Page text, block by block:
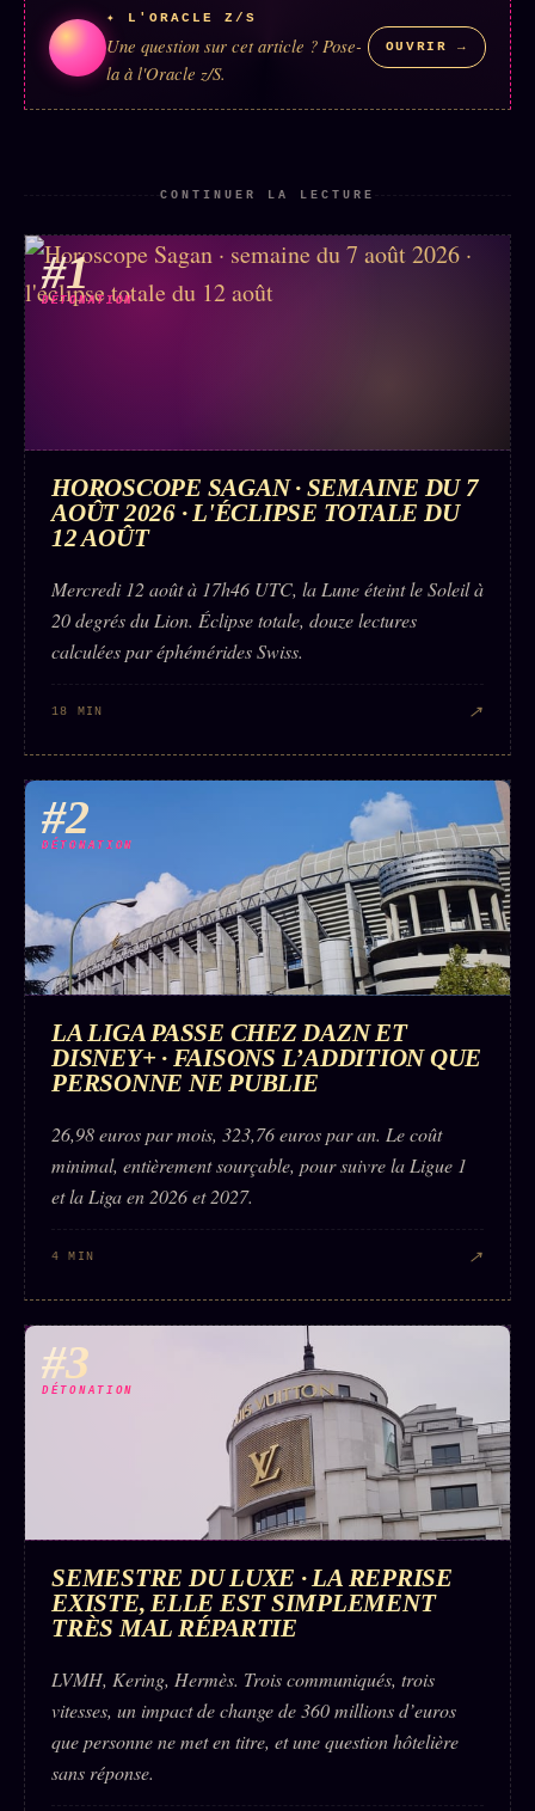
✦ L'ORACLE Z/S
Une question sur cet article ? Pose-
la à l'Oracle z/S.
OUVRIR →
CONTINUER LA LECTURE
#1
DÉTONATION
HOROSCOPE SAGAN · SEMAINE DU 7
AOÛT 2026 · L'ÉCLIPSE TOTALE DU
12 AOÛT
Mercredi 12 août à 17h46 UTC, la Lune éteint le Soleil à
20 degrés du Lion. Éclipse totale, douze lectures
calculées par éphémérides Swiss.
18 MIN ↗
#2
DÉTONATION
LA LIGA PASSE CHEZ DAZN ET
DISNEY+ · FAISONS L’ADDITION QUE
PERSONNE NE PUBLIE
26,98 euros par mois, 323,76 euros par an. Le coût
minimal, entièrement sourçable, pour suivre la Ligue 1
et la Liga en 2026 et 2027.
4 MIN ↗
#3
DÉTONATION
SEMESTRE DU LUXE · LA REPRISE
EXISTE, ELLE EST SIMPLEMENT
TRÈS MAL RÉPARTIE
LVMH, Kering, Hermès. Trois communiqués, trois
vitesses, un impact de change de 360 millions d’euros
que personne ne met en titre, et une question hôtelière
sans réponse.